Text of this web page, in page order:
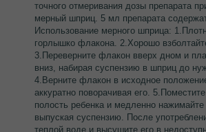
точного отмеривания дозы препарата
мерный шприц. 5 мл препарата
Использование мерного шприца:
горлышко флакона. 2.Хорошо
3.Переверните флакон вверх дном и
вниз, набирая суспензию в шприц до
4.Верните флакон в исходное
аккуратно поворачивая его.
полость ребенка и медленно
выпуская суспензию. После
теплой воде и высушите его в